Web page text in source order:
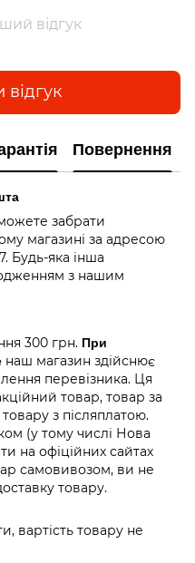
відгук
відгук
Повернення
забрати
магазині за адресою
Будь-яка інша
з нашим
300 грн. При
наш магазин здійснює
перевізника. Ця
товар, товар за
з післяплатою.
(у тому числі Нова
на офіційних сайтах
самовивозом, ви не
товару.
вартість товару не